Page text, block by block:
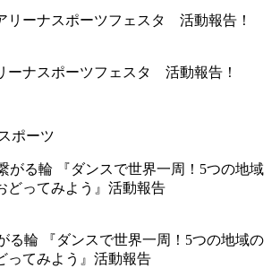
ーナスポーツフェスタ 活動報告！
ポーツ
る輪 『ダンスで世界一周！5つの地域の
ってみよう』活動報告